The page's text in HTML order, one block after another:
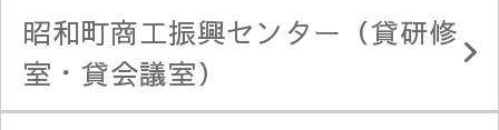
昭和町商工振興センター（貸研修
室・貸会議室）